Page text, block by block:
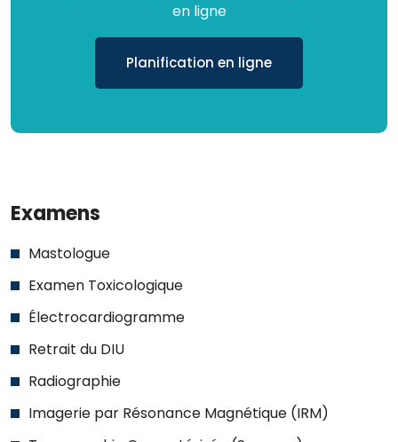
en ligne
Planification en ligne
Examens
Mastologue
Examen Toxicologique
Électrocardiogramme
Retrait du DIU
Radiographie
Imagerie par Résonance Magnétique (IRM)